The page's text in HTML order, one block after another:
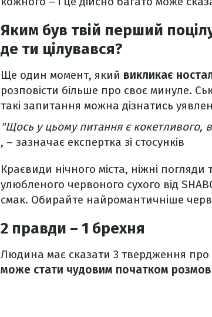
Яким був твій перший
де ти цілувався?
Ще один момент, який викликає
розповісти більше про своє минуле.
такі запитання можна дізнатись
"Щось у цьому питання є кокетливого,
, – зазначає експертка зі стосунків
Краєвиди нічного міста, ніжні погляди
улюбленого червоного сухого від
смак. Обирайте найромантичніше
2 правди – 1 брехня
Людина має сказати 3 твердження про
може стати чудовим початком